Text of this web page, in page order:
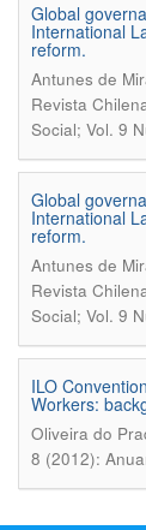
Global
International
reform.
Antunes de
Revista
Social; Vol. 9
Global
International
reform.
Antunes de
Revista
Social; Vol. 9
ILO
Workers:
Oliveira do
8 (2012):